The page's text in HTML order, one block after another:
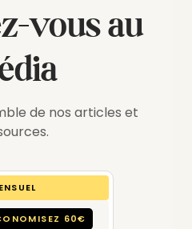
vous au
de nos articles et
60€